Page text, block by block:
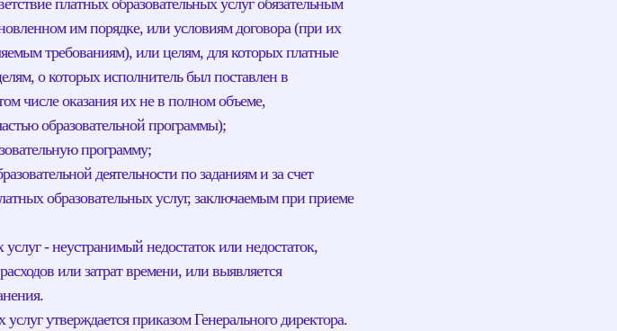
платных образовательных услуг обязательным
им порядке, или условиям договора (при их
требованиям), или целям, для которых платные
о которых исполнитель был поставлен в
числе оказания их не в полном объеме,
образовательной программы);
программу;
деятельности по заданиям и за счет
образовательных услуг, заключаемым при приеме
- неустранимый недостаток или недостаток,
или затрат времени, или выявляется
утверждается приказом Генерального директора.